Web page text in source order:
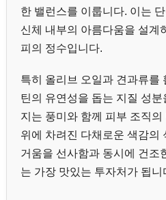
한 밸런스를 이룹니다. 이는
신체 내부의 아름다움을 설계
피의 정수입니다.
특히 올리브 오일과 견과류를
틴의 유연성을 돕는 지질 성
지는 풍미와 함께 피부 조직
위에 차려진 다채로운 색감의
거움을 선사함과 동시에 건조
는 가장 맛있는 투자처가 됩니